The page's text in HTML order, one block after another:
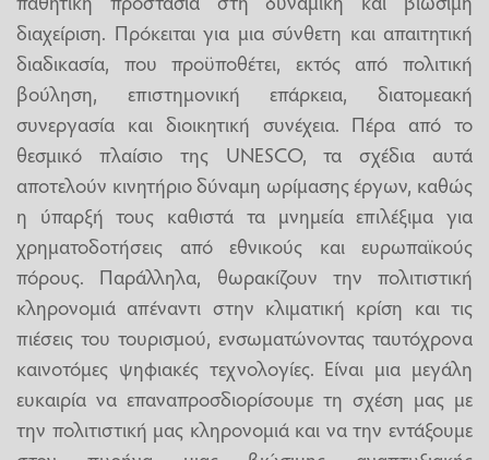
διαχείριση. Πρόκειται για μια σύνθετη και απαιτητική
διαδικασία, που προϋποθέτει, εκτός από πολιτική
βούληση, επιστημονική επάρκεια, διατομεακή
συνεργασία και διοικητική συνέχεια. Πέρα από το
θεσμικό πλαίσιο της UNESCO, τα σχέδια αυτά
αποτελούν κινητήριο δύναμη ωρίμασης έργων, καθώς
η ύπαρξή τους καθιστά τα μνημεία επιλέξιμα για
χρηματοδοτήσεις από εθνικούς και ευρωπαϊκούς
πόρους. Παράλληλα, θωρακίζουν την πολιτιστική
κληρονομιά απέναντι στην κλιματική κρίση και τις
πιέσεις του τουρισμού, ενσωματώνοντας ταυτόχρονα
καινοτόμες ψηφιακές τεχνολογίες. Είναι μια μεγάλη
ευκαιρία να επαναπροσδιορίσουμε τη σχέση μας με
την πολιτιστική μας κληρονομιά και να την εντάξουμε